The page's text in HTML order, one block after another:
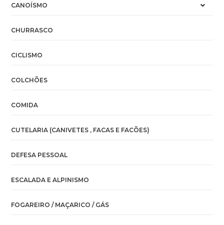
CANOÍSMO
CHURRASCO
CICLISMO
COLCHÕES
COMIDA
CUTELARIA (CANIVETES , FACAS E FACÕES)
DEFESA PESSOAL
ESCALADA E ALPINISMO
FOGAREIRO / MAÇARICO / GÁS